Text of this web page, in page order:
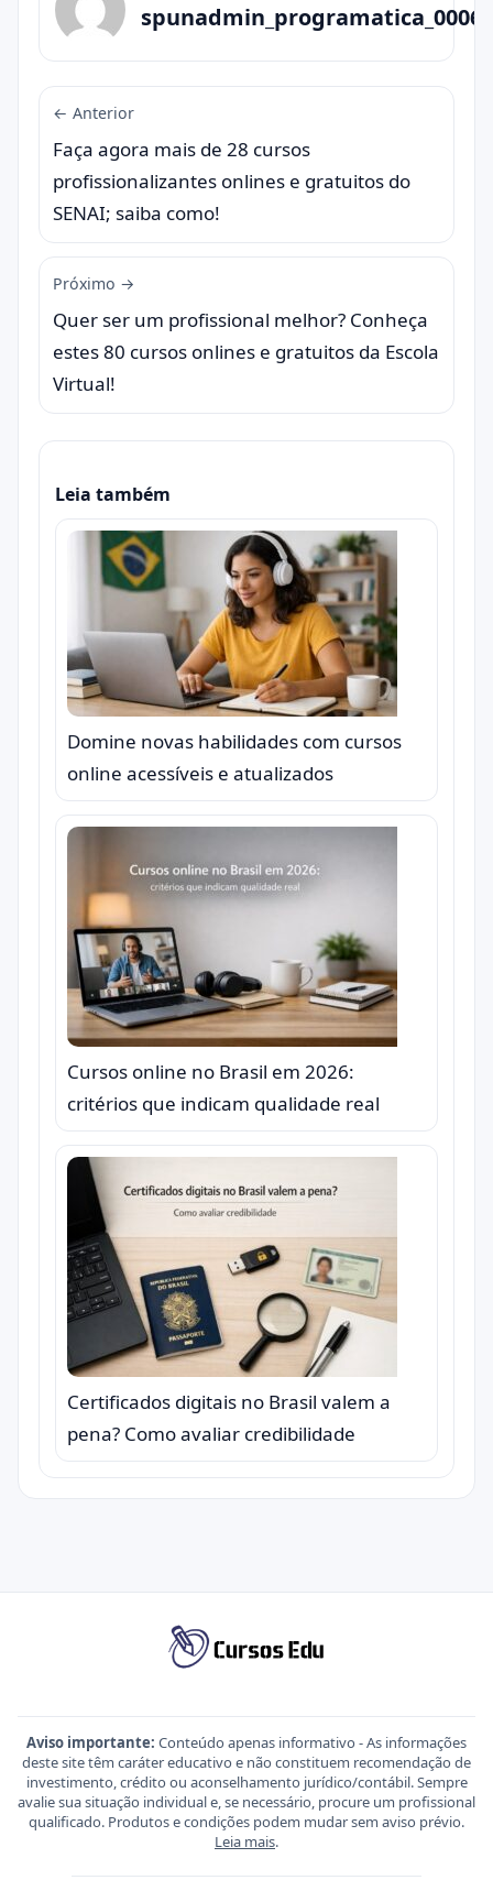
spunadmin_programatica_0006
← Anterior
Faça agora mais de 28 cursos
profissionalizantes onlines e gratuitos do
SENAI; saiba como!
Próximo →
Quer ser um profissional melhor? Conheça
estes 80 cursos onlines e gratuitos da Escola
Virtual!
Leia também
Domine novas habilidades com cursos
online acessíveis e atualizados
Cursos online no Brasil em 2026:
critérios que indicam qualidade real
Certificados digitais no Brasil valem a
pena? Como avaliar credibilidade
Aviso importante: Conteúdo apenas informativo - As informações
deste site têm caráter educativo e não constituem recomendação de
investimento, crédito ou aconselhamento jurídico/contábil. Sempre
avalie sua situação individual e, se necessário, procure um profissional
qualificado. Produtos e condições podem mudar sem aviso prévio.
Leia mais.